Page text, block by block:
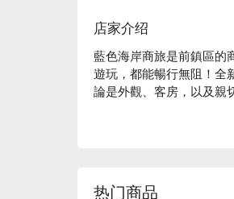
店家介绍
藍色海岸商旅是前鎮區的
遊玩，都能暢行無阻！全
論是外觀、客房，以及親
藍色海岸商旅推薦：近捷
热门商品